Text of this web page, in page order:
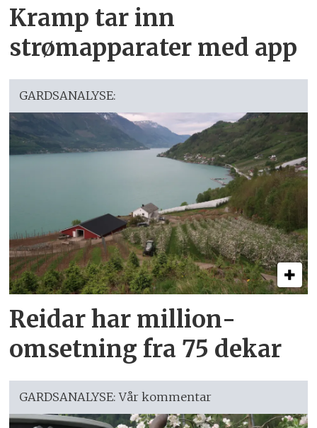
Kramp tar inn
strømapparater med app
GARDSANALYSE:
Reidar har million­
omsetning fra 75 dekar
GARDSANALYSE: Vår kommentar